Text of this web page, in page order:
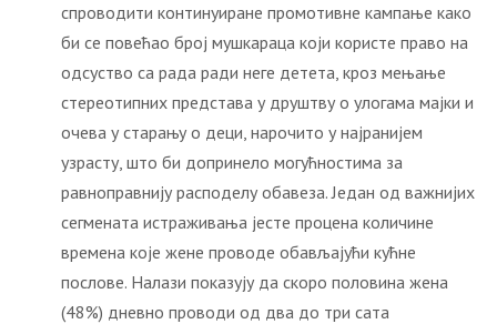
спроводити континуиране промотивне кампање како
би се повећао број мушкараца који користе право на
одсуство са рада ради неге детета, кроз мењање
стереотипних представа у друштву о улогама мајки и
очева у старању о деци, нарочито у најранијем
узрасту, што би допринело могућностима за
равноправнију расподелу обавеза. Један од важнијих
сегмената истраживања јесте процена количине
времена које жене проводе обављајући кућне
послове. Налази показују да скоро половина жена
(48%) дневно проводи од два до три сата